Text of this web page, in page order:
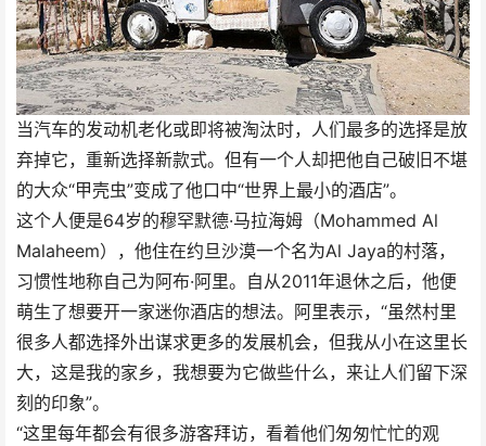
当汽车的发动机老化或即将被淘汰时，人们最多的选择是放
弃掉它，重新选择新款式。但有一个人却把他自己破旧不堪
的大众“甲壳虫”变成了他口中“世界上最小的酒店”。
这个人便是64岁的穆罕默德·马拉海姆（Mohammed Al
Malaheem），他住在约旦沙漠一个名为Al Jaya的村落，
习惯性地称自己为阿布·阿里。自从2011年退休之后，他便
萌生了想要开一家迷你酒店的想法。阿里表示，“虽然村里
很多人都选择外出谋求更多的发展机会，但我从小在这里长
大，这是我的家乡，我想要为它做些什么，来让人们留下深
刻的印象”。
“这里每年都会有很多游客拜访，看着他们匆匆忙忙的观